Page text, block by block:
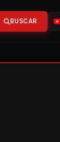
BUSCAR